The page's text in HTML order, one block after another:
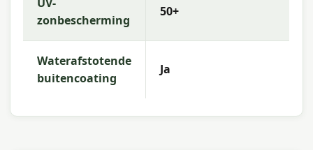
milde zeep. Laat de parasol volledig drogen
voordat je deze opvouwt of opbergt. Gebruik een
beschermhoes om het doek extra te beschermen
tegen vuil, vocht en weersinvloeden.
Meer informatie of advies nodig?
Heb je vragen of wil je meer weten over deze
UV-
zonbescherming
50+
Waterafstotende
buitencoating
Ja